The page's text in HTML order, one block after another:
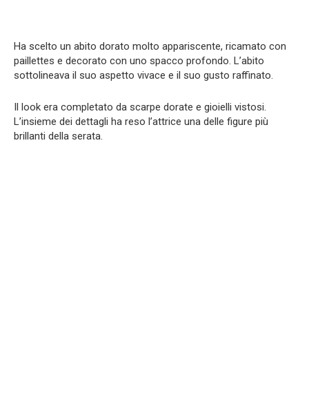
Ha scelto un abito dorato molto appariscente, ricamato con
paillettes e decorato con uno spacco profondo. L’abito
sottolineava il suo aspetto vivace e il suo gusto raffinato.
Il look era completato da scarpe dorate e gioielli vistosi.
L’insieme dei dettagli ha reso l’attrice una delle figure più
brillanti della serata.